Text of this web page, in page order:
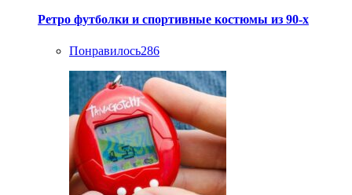
Ретро футболки и спортивные костюмы из 90-х
Понравилось286